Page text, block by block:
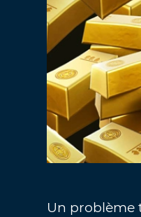
Un problème